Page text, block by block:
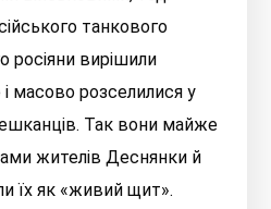
танкового
росіяни вирішили
масово розселилися у
Так вони майже
жителів Деснянки й
їх як «живий щит».